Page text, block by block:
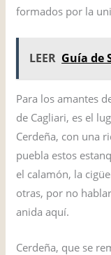
formados por la
LEER Guía de
Para los amantes
de Cagliari, es el
Cerdeña, con una
puebla estos
el calamón, la
otras, por no
anida aquí.
Cerdeña, que se